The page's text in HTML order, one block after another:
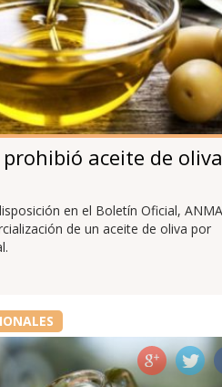
prohibió aceite de oliva
en el Boletín Oficial,
de un aceite de oliva por